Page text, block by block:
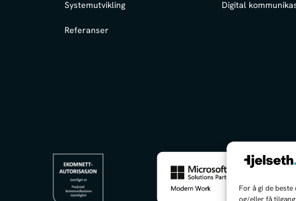
For å gi de
Systemutvikling
Referanser
Digital